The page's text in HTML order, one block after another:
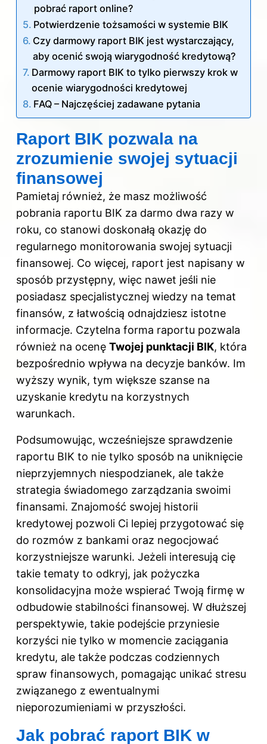
pobrać raport online?
Potwierdzenie tożsamości w systemie BIK
Czy darmowy raport BIK jest wystarczający,
aby ocenić swoją wiarygodność kredytową?
Darmowy raport BIK to tylko pierwszy krok w
ocenie wiarygodności kredytowej
FAQ – Najczęściej zadawane pytania
Raport BIK pozwala na
zrozumienie swojej sytuacji
finansowej
Pamietaj również, że masz możliwość
pobrania raportu BIK za darmo dwa razy w
roku, co stanowi doskonałą okazję do
regularnego monitorowania swojej sytuacji
finansowej. Co więcej, raport jest napisany w
sposób przystępny, więc nawet jeśli nie
posiadasz specjalistycznej wiedzy na temat
finansów, z łatwością odnajdziesz istotne
informacje. Czytelna forma raportu pozwala
również na ocenę Twojej punktacji BIK, która
bezpośrednio wpływa na decyzje banków. Im
wyższy wynik, tym większe szanse na
uzyskanie kredytu na korzystnych
warunkach.
Podsumowując, wcześniejsze sprawdzenie
raportu BIK to nie tylko sposób na uniknięcie
nieprzyjemnych niespodzianek, ale także
strategia świadomego zarządzania swoimi
finansami. Znajomość swojej historii
kredytowej pozwoli Ci lepiej przygotować się
do rozmów z bankami oraz negocjować
korzystniejsze warunki. Jeżeli interesują cię
takie tematy to odkryj, jak pożyczka
konsolidacyjna może wspierać Twoją firmę w
odbudowie stabilności finansowej. W dłuższej
perspektywie, takie podejście przyniesie
korzyści nie tylko w momencie zaciągania
kredytu, ale także podczas codziennych
spraw finansowych, pomagając unikać stresu
związanego z ewentualnymi
nieporozumieniami w przyszłości.
Jak pobrać raport BIK w